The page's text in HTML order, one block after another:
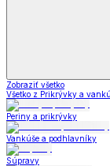
Zobraziť všetko
Všetko z Prikrývky a
Periny a prikrývky
Vankúše a podhlavníky
Súpravy